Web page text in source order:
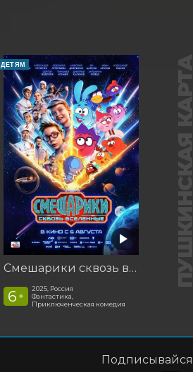
ДЕТЯМ
Смешарики сквозь вселенные
6 +
2025, Россия
Фантастика,
Приключенческая комедия
ПУШКИНСКАЯ КАРТА
Подписывайся